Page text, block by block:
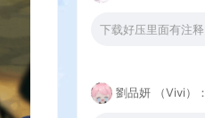
下载好压里面有注释
劉品妍 （Vivi）：